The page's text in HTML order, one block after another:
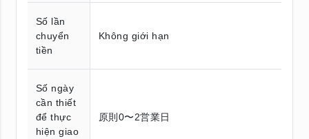
Số lần
chuyển
tiền
Không giới hạn
Số ngày
cần thiết
để thực
hiện giao
原則0〜2営業日